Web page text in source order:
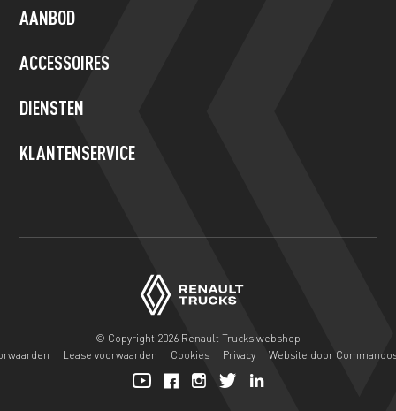
human,
leave
field
AANBOD
ACCESSOIRES
DIENSTEN
KLANTENSERVICE
© Copyright 2026 Renault Trucks webshop
Lease voorwaarden Cookies Privacy Website door